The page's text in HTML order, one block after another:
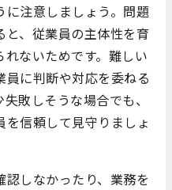
に注意しましょう。問題
、従業員の主体性を育
ないためです。難しい
に判断や対応を委ねる
敗しそうな場合でも、
信頼して見守りましょ
しなかったり、業務を